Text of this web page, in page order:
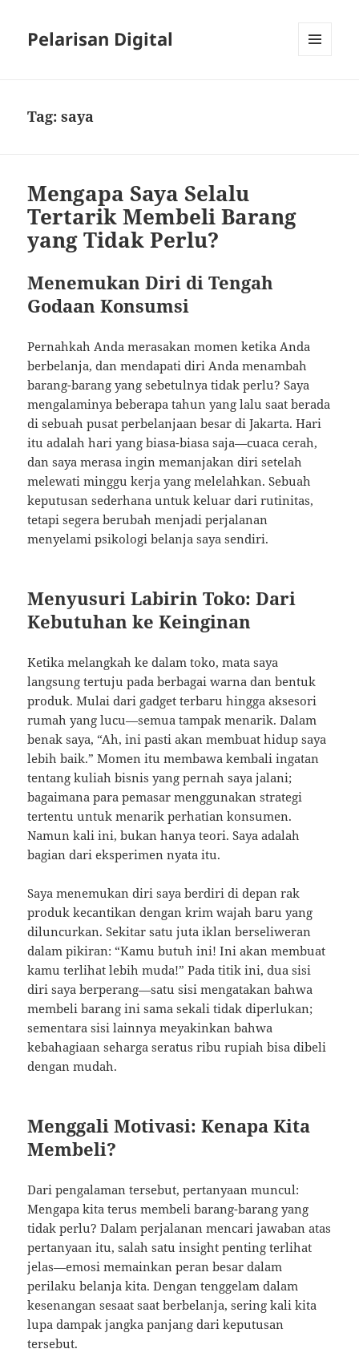
Pelarisan Digital
Tag:saya
Mengapa Saya Selalu
Tertarik Membeli Barang
yang Tidak Perlu?
Menemukan Diri di Tengah
Godaan Konsumsi
Pernahkah Anda merasakan momen ketika Anda
berbelanja, dan mendapati diri Anda menambah
barang-barang yang sebetulnya tidak perlu? Saya
mengalaminya beberapa tahun yang lalu saat berada
di sebuah pusat perbelanjaan besar di Jakarta. Hari
itu adalah hari yang biasa-biasa saja—cuaca cerah,
dan saya merasa ingin memanjakan diri setelah
melewati minggu kerja yang melelahkan. Sebuah
keputusan sederhana untuk keluar dari rutinitas,
tetapi segera berubah menjadi perjalanan
menyelami psikologi belanja saya sendiri.
Menyusuri Labirin Toko: Dari
Kebutuhan ke Keinginan
Ketika melangkah ke dalam toko, mata saya
langsung tertuju pada berbagai warna dan bentuk
produk. Mulai dari gadget terbaru hingga aksesori
rumah yang lucu—semua tampak menarik. Dalam
benak saya, “Ah, ini pasti akan membuat hidup saya
lebih baik.” Momen itu membawa kembali ingatan
tentang kuliah bisnis yang pernah saya jalani;
bagaimana para pemasar menggunakan strategi
tertentu untuk menarik perhatian konsumen.
Namun kali ini, bukan hanya teori. Saya adalah
bagian dari eksperimen nyata itu.
Saya menemukan diri saya berdiri di depan rak
produk kecantikan dengan krim wajah baru yang
diluncurkan. Sekitar satu juta iklan berseliweran
dalam pikiran: “Kamu butuh ini! Ini akan membuat
kamu terlihat lebih muda!” Pada titik ini, dua sisi
diri saya berperang—satu sisi mengatakan bahwa
membeli barang ini sama sekali tidak diperlukan;
sementara sisi lainnya meyakinkan bahwa
kebahagiaan seharga seratus ribu rupiah bisa dibeli
dengan mudah.
Menggali Motivasi: Kenapa Kita
Membeli?
Dari pengalaman tersebut, pertanyaan muncul:
Mengapa kita terus membeli barang-barang yang
tidak perlu? Dalam perjalanan mencari jawaban atas
pertanyaan itu, salah satu insight penting terlihat
jelas—emosi memainkan peran besar dalam
perilaku belanja kita. Dengan tenggelam dalam
kesenangan sesaat saat berbelanja, sering kali kita
lupa dampak jangka panjang dari keputusan
tersebut.